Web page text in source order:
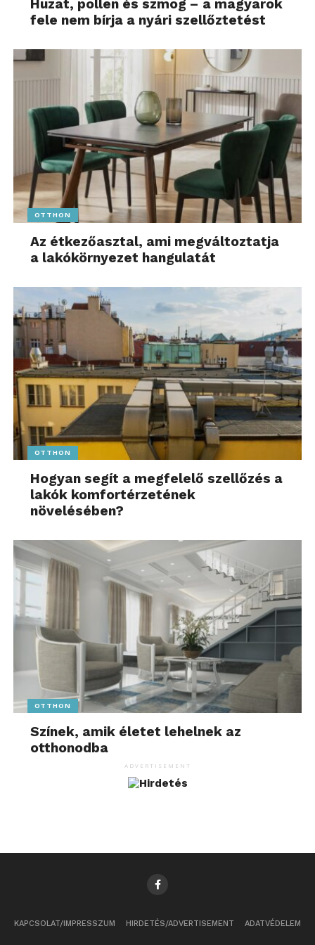
Huzat, pollen és szmog – a magyarok
fele nem bírja a nyári szellőztetést
OTTHON
Az étkezőasztal, ami megváltoztatja
a lakókörnyezet hangulatát
OTTHON
Hogyan segít a megfelelő szellőzés a
lakók komfortérzetének
növelésében?
OTTHON
Színek, amik életet lehelnek az
otthonodba
ADVERTISEMENT
KAPCSOLAT/IMPRESSZUM HIRDETÉS/ADVERTISEMENT ADATVÉDELEM